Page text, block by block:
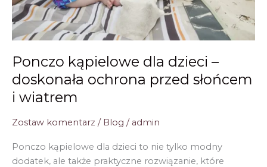
Ponczo kąpielowe dla dzieci –
doskonała ochrona przed słońcem
i wiatrem
Zostaw komentarz / Blog / admin
Ponczo kąpielowe dla dzieci to nie tylko modny
dodatek, ale także praktyczne rozwiązanie, które